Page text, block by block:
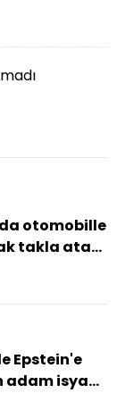
otomobille
takla atan
Epstein'e
adam isyan